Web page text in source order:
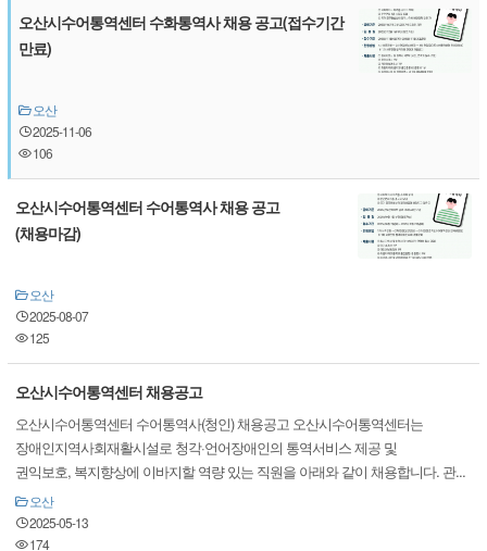
오산시수어통역센터 수화통역사 채용 공고(접수기간
만료)
오산
2025-11-06
106
오산시수어통역센터 수어통역사 채용 공고
(채용마감)
오산
2025-08-07
125
오산시수어통역센터 채용공고
오산시수어통역센터 수어통역사(청인) 채용공고 오산시수어통역센터는
장애인지역사회재활시설로 청각·언어장애인의 통역서비스 제공 및
권익보호, 복지향상에 이바지할 역량 있는 직원을 아래와 같이 채용합니다. 관...
오산
2025-05-13
174